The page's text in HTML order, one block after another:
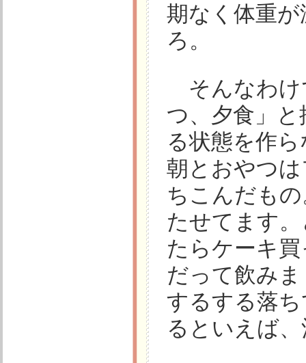
期なく体重
ろ。
そんなわけ
つ、夕食」
る状態を作
朝とおやつ
ちこんだも
たせてます
たらケーキ
だって飲み
するする落
るといえば